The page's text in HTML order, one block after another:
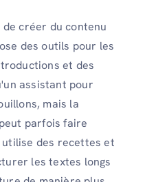
créer du contenu
des outils pour les
et des
assistant pour
mais la
parfois faire
des recettes et
les textes longs